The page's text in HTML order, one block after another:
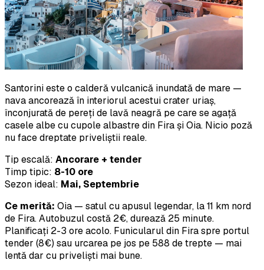
Santorini este o calderă vulcanică inundată de mare —
nava ancorează în interiorul acestui crater uriaș,
înconjurată de pereți de lavă neagră pe care se agață
casele albe cu cupole albastre din Fira și Oia. Nicio poză
nu face dreptate priveliștii reale.
Tip escală: Ancorare + tender
Timp tipic: 8-10 ore
Sezon ideal: Mai, Septembrie
Ce merită: Oia — satul cu apusul legendar, la 11 km nord
de Fira. Autobuzul costă 2€, durează 25 minute.
Planificați 2-3 ore acolo. Funicularul din Fira spre portul
tender (8€) sau urcarea pe jos pe 588 de trepte — mai
lentă dar cu priveliști mai bune.